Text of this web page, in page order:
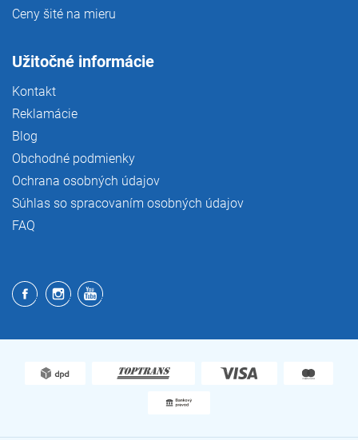
Ceny šité na mieru
Užitočné informácie
Kontakt
Reklamácie
Blog
Obchodné podmienky
Ochrana osobných údajov
Súhlas so spracovaním osobných údajov
FAQ